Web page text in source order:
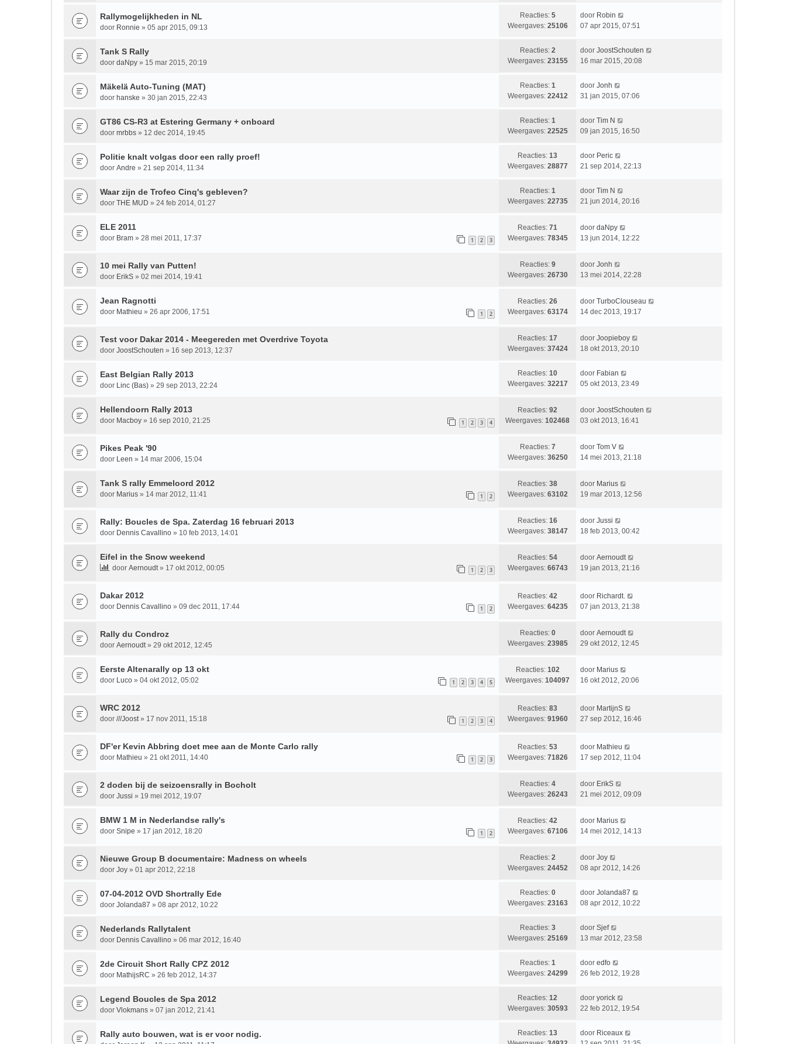
i
c
b
e
i
c
s
b
e
i
c
Rallymogelijkheden in NL
door Ronnie » 05 apr 2015, 09:13
Reacties: 5
Weergaves: 25106
L
a
s
b
e
i
c
door Robin
07 apr 2015, 07:51
Tank S Rally
door daNpy » 15 mar 2015, 20:19
Reacties: 2
Weergaves: 23155
L
a
s
b
e
i
c
door JoostSchouten
16 mar 2015, 20:08
Mäkelä Auto-Tuning (MAT)
door hanske » 30 jan 2015, 22:43
Reacties: 1
Weergaves: 22412
L
a
s
b
e
i
c
door Jonh
31 jan 2015, 07:06
GT86 CS-R3 at Estering Germany + onboard
door mrbbs » 12 dec 2014, 19:45
Reacties: 1
Weergaves: 22525
L
a
s
b
e
i
c
door Tim N
09 jan 2015, 16:50
Politie knalt volgas door een rally proef!
door Andre » 21 sep 2014, 11:34
Reacties: 13
Weergaves: 28877
L
a
s
b
e
c
door Peric
21 sep 2014, 22:13
Waar zijn de Trofeo Cinq's gebleven?
door THE MUD » 24 feb 2014, 01:27
Reacties: 1
Weergaves: 22735
L
a
s
t
b
e
c
h
door Tim N
21 jun 2014, 20:16
ELE 2011
door Bram » 28 mei 2011, 17:37 1 2 3
Reacties: 71
Weergaves: 78345
L
a
s
t
b
e
c
h
door daNpy
13 jun 2014, 12:22
10 mei Rally van Putten!
door ErikS » 02 mei 2014, 19:41
Reacties: 9
Weergaves: 26730
L
a
s
t
b
e
c
door Jonh
13 mei 2014, 22:28
Jean Ragnotti
door Mathieu » 26 apr 2006, 17:51 1 2
Reacties: 26
Weergaves: 63174
L
a
s
t
b
e
c
door TurboClouseau
14 dec 2013, 19:17
Test voor Dakar 2014 - Meegereden met Overdrive Toyota
door JoostSchouten » 16 sep 2013, 12:37
Reacties: 17
Weergaves: 37424
L
a
s
b
e
c
door Joopieboy
18 okt 2013, 20:10
East Belgian Rally 2013
door Linc (Bas) » 29 sep 2013, 22:24
Reacties: 10
Weergaves: 32217
L
a
s
t
b
e
c
h
door Fabian
05 okt 2013, 23:49
Hellendoorn Rally 2013
door Macboy » 16 sep 2010, 21:25 1 2 3 4
Reacties: 92
Weergaves: 102468
L
a
s
t
b
e
c
h
door JoostSchouten
03 okt 2013, 16:41
Pikes Peak '90
door Leen » 14 mar 2006, 15:04
Reacties: 7
Weergaves: 36250
L
a
s
t
b
e
c
h
door Tom V
14 mei 2013, 21:18
Tank S rally Emmeloord 2012
door Marius » 14 mar 2012, 11:41 1 2
Reacties: 38
Weergaves: 63102
L
a
s
t
b
e
c
h
door Marius
19 mar 2013, 12:56
Rally: Boucles de Spa. Zaterdag 16 februari 2013
door Dennis Cavallino » 10 feb 2013, 14:01
Reacties: 16
Weergaves: 38147
L
a
s
t
b
e
c
h
door Jussi
18 feb 2013, 00:42
Eifel in the Snow weekend
door Aernoudt» 17 okt 2012, 00:05 1 2 3
Reacties: 54
Weergaves: 66743
L
a
s
t
b
e
c
h
door Aernoudt
19 jan 2013, 21:16
Dakar 2012
door Dennis Cavallino » 09 dec 2011, 17:44 1 2
Reacties: 42
Weergaves: 64235
L
a
s
t
b
e
c
h
door Richardt.
07 jan 2013, 21:38
Rally du Condroz
door Aernoudt» 29 okt 2012, 12:45
Reacties: 0
Weergaves: 23985
L
a
s
t
b
e
c
h
door Aernoudt
29 okt 2012, 12:45
Eerste Altenarally op 13 okt
door Luco » 04 okt 2012, 05:02 1 2 3 4 5
Reacties: 102
Weergaves: 104097
L
a
s
t
b
e
c
h
door Marius
16 okt 2012, 20:06
WRC 2012
door ///Joost» 17 nov 2011, 15:18 1 2 3 4
Reacties: 83
Weergaves: 91960
L
a
s
t
b
e
c
h
door MartijnS
27 sep 2012, 16:46
DF'er Kevin Abbring doet mee aan de Monte Carlo rally
door Mathieu » 21 okt 2011, 14:40 1 2 3
Reacties: 53
Weergaves: 71826
L
a
s
t
b
e
c
h
door Mathieu
17 sep 2012, 11:04
2 doden bij de seizoensrally in Bocholt
door Jussi » 19 mei 2012, 19:07
Reacties: 4
Weergaves: 26243
L
a
s
t
b
e
c
door ErikS
21 mei 2012, 09:09
BMW 1 M in Nederlandse rally's
door Snipe » 17 jan 2012, 18:20 1 2
Reacties: 42
Weergaves: 67106
L
a
s
t
b
e
i
c
door Marius
14 mei 2012, 14:13
Nieuwe Group B documentaire: Madness on wheels
door Joy » 01 apr 2012, 22:18
Reacties: 2
Weergaves: 24452
L
a
s
b
e
i
c
door Joy
08 apr 2012, 14:26
07-04-2012 OVD Shortrally Ede
door Jolanda87 » 08 apr 2012, 10:22
Reacties: 0
Weergaves: 23163
L
a
s
b
e
i
c
door Jolanda87
08 apr 2012, 10:22
Nederlands Rallytalent
door Dennis Cavallino » 06 mar 2012, 16:40
Reacties: 3
Weergaves: 25169
L
a
s
b
e
i
door Sjef
13 mar 2012, 23:58
2de Circuit Short Rally CPZ 2012
door MathijsRC » 26 feb 2012, 14:37
Reacties: 1
Weergaves: 24299
L
a
s
b
door edfo
26 feb 2012, 19:28
Legend Boucles de Spa 2012
door Vlokmans » 07 jan 2012, 21:41
Reacties: 12
Weergaves: 30593
L
a
s
door yorick
22 feb 2012, 19:54
Rally auto bouwen, wat is er voor nodig. Reacties: 13
L
door Riceaux